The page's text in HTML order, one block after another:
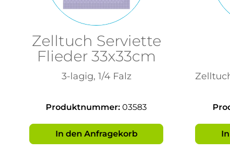
Zelltuch Serviette
Flieder 33x33cm
3-lagig, 1/4 Falz
Produktnummer: 03583
In den Anfragekorb